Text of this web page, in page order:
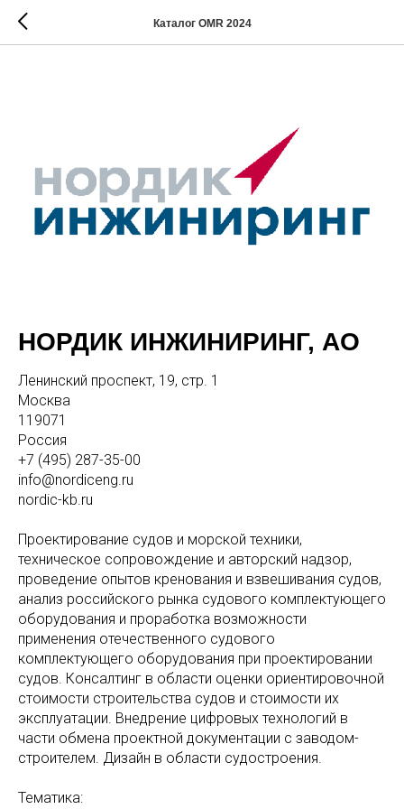
Каталог OMR 2024
НОРДИК ИНЖИНИРИНГ, АО
Ленинский проспект, 19, стр. 1
Москва
119071
Россия
+7 (495) 287-35-00
info@nordiceng.ru
nordic-kb.ru
Проектирование судов и морской техники,
техническое сопровождение и авторский надзор,
проведение опытов кренования и взвешивания судов,
анализ российского рынка судового комплектующего
оборудования и проработка возможности
применения отечественного судового
комплектующего оборудования при проектировании
судов. Консалтинг в области оценки ориентировочной
стоимости строительства судов и стоимости их
эксплуатации. Внедрение цифровых технологий в
части обмена проектной документации с заводом-
строителем. Дизайн в области судостроения.
Тематика: